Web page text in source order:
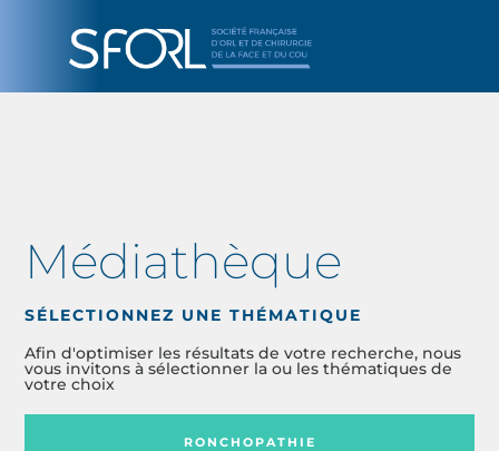
Médiathèque
SÉLECTIONNEZ UNE THÉMATIQUE
Afin d'optimiser les résultats de votre recherche, nous
vous invitons à sélectionner la ou les thématiques de
votre choix
RONCHOPATHIE